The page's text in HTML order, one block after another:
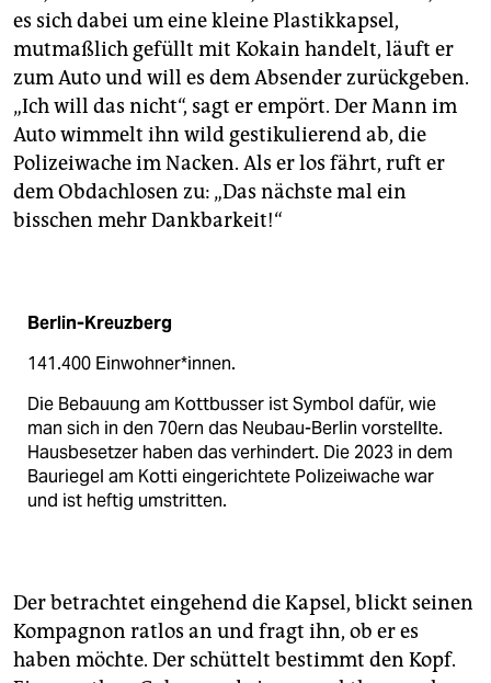
unterstützen
abo
genossenschaft
epaper login
es sich dabei um eine kleine Plastikkapsel,
mutmaßlich gefüllt mit Kokain handelt, läuft er
zum Auto und will es dem Absender zurückgeben.
„Ich will das nicht“, sagt er empört. Der Mann im
Auto wimmelt ihn wild gestikulierend ab, die
Polizeiwache im Nacken. Als er los fährt, ruft er
dem Obdachlosen zu: „Das nächste mal ein
bisschen mehr Dankbarkeit!“
Berlin-­Kreuzberg
141.400 Ein­wohner*innen.
Die Bebauung am Kottbusser ist Symbol dafür, wie
man sich in den 70ern das Neubau-Berlin vorstellte.
Hausbesetzer haben das verhindert. Die 2023 in dem
Bauriegel am Kotti eingerichtete Polizeiwache war
und ist heftig umstritten.
Der betrachtet eingehend die Kapsel, blickt seinen
Kompagnon ratlos an und fragt ihn, ob er es
haben möchte. Der schüttelt bestimmt den Kopf.